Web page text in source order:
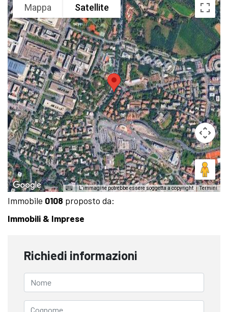
Mappa Satellite
L'immagine potrebbe essere soggetta a copyright Termini
Immobile 0108 proposto da:
Immobili & Imprese
Richiedi informazioni